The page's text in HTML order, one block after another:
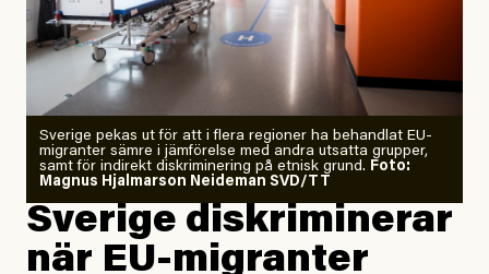
Årets El Niño kan bli den
starkaste som uppmätts
Zeke Hausfather är chockad igen efter att ha
analyserat hur de olika klimatmodellerna bedömer
läget för hur den begynnande El Niño-händelsen ska
utveckla sig. El Niño är ett återkommande
väderfenomen som uppstår när havsvattnet i delar av
Stilla havet blir ovanligt varmt. Det påverkar vädret
Sverige pekas ut för att i flera regioner ha behandlat EU-
migranter sämre i jämförelse med andra utsatta grupper,
samt för indirekt diskriminering på etnisk grund. Foto:
Magnus Hjalmarson Neideman SVD/TT
Sverige diskriminerar
när EU-migranter